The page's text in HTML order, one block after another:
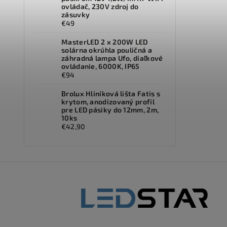
ovládač, 230V zdroj do
zásuvky
€49
MasterLED 2 x 200W LED
solárna okrúhla pouličná a
záhradná lampa Ufo, diaľkové
ovládanie, 6000K, IP65
€94
Brolux Hliníková lišta Fatis s
krytom, anodizovaný profil
pre LED pásiky do 12mm, 2m,
10ks
€42,90